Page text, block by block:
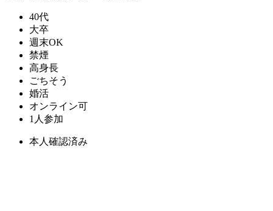
40代
大卒
週末OK
禁煙
高身長
ごちそう
婚活
オンライン可
1人参加
本人確認済み